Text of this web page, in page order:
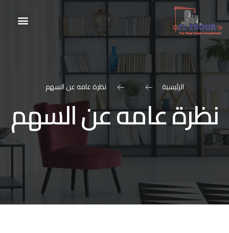
الرئيسية نظرة عامه عن السهم
نظرة عامه عن السهم